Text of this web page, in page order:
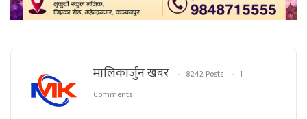
मालिकार्जुन खबर 8242 Posts
1
Comments